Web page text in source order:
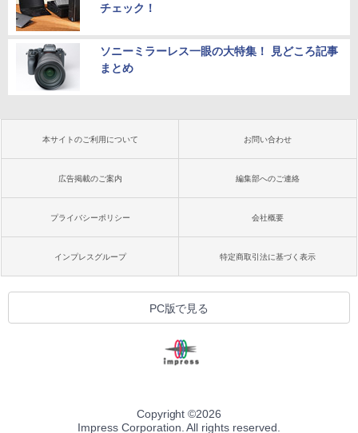
チェック！
ソニーミラーレス一眼の大特集！ 見どころ記事
まとめ
本サイトのご利用について お問い合わせ
広告掲載のご案内 編集部へのご連絡
プライバシーポリシー 会社概要
インプレスグループ 特定商取引法に基づく表示
PC版で見る
Copyright ©2026
Impress Corporation. All rights reserved.